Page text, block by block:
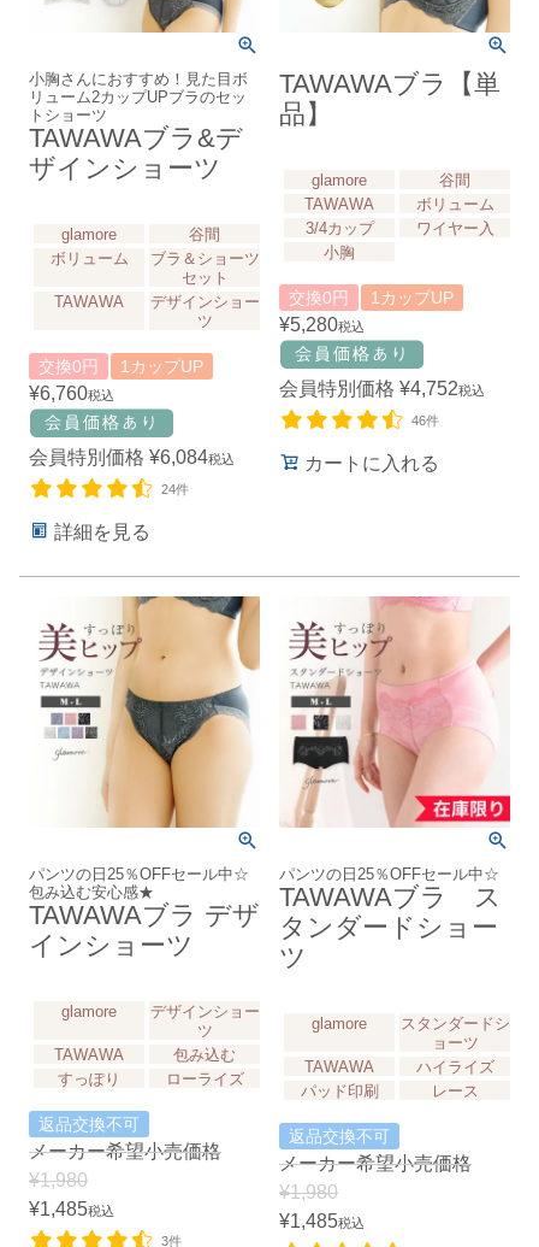
小胸さんにおすすめ！見た目ボ
リューム2カップUPブラのセッ
トショーツ
TAWAWAブラ&デ
ザインショーツ
glamore
谷間
ボリューム
ブラ＆ショーツ
セット
TAWAWA
デザインショー
ツ
交換0円 1カップUP
¥6,760税込
会員特別価格 ¥6,084税込
24件
詳細を見る
TAWAWAブラ【単
品】
glamore
谷間
TAWAWA
ボリューム
3/4カップ
ワイヤー入
小胸
交換0円 1カップUP
¥5,280税込
会員特別価格 ¥4,752税込
46件
カートに入れる
パンツの日25％OFFセール中☆
包み込む安心感★
TAWAWAブラ デザ
インショーツ
glamore
デザインショー
ツ
TAWAWA
包み込む
すっぽり
ローライズ
返品交換不可
メーカー希望小売価格
¥1,980
¥1,485税込
3件
パンツの日25％OFFセール中☆
TAWAWAブラ ス
タンダードショー
ツ
glamore
スタンダードシ
ョーツ
TAWAWA
ハイライズ
パッド印刷
レース
返品交換不可
メーカー希望小売価格
¥1,980
¥1,485税込